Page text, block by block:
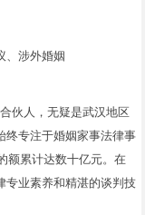
、涉外婚姻
伙人，无疑是武汉地区
终专注于婚姻家事法律事
额累计达数十亿元。在
专业素养和精湛的谈判技